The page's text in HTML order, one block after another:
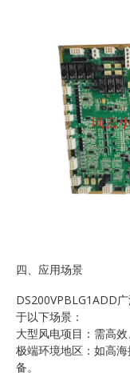
四、应用场景
DS200VPBLG1ADD
于以下场景：
大型风电项目：需高
极端环境地区：如高
备。